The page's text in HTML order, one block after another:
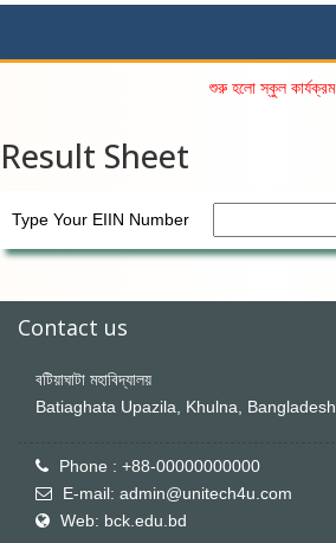
শুরু হলো স্কুল
Result Sheet
Type Your EIIN Number
Contact us
বটিয়াঘাটা মহাবিদ্যালয়
Batiaghata Upazila, Khulna, Bangladesh
Phone : +88-00000000000
E-mail: admin@unitech4u.com
Web: bck.edu.bd